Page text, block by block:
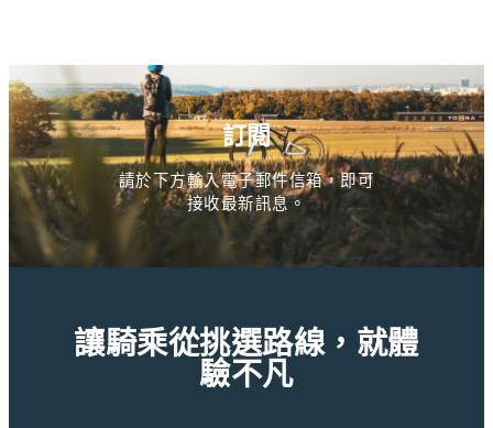
訂閱
請於下方輸入電子郵件信箱，即可
接收最新訊息。
讓騎乘從挑選路線，就體
驗不凡